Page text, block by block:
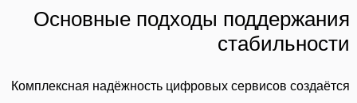
Основные подходы поддержания
стабильности
Комплексная надёжность цифровых сервисов создаётся